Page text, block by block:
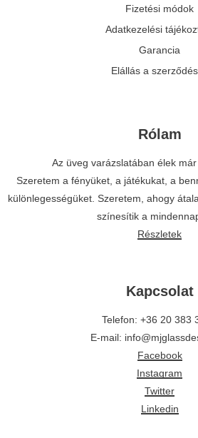
Fizetési módok
Adatkezelési
Garancia
Elállás a
Rólam
Az üveg varázslatában élek már
Szeretem a fényüket, a játékukat, a
különlegességüket. Szeretem, ahogy
színesítik a
Részletek
Kapcsolat
Telefon: +36 20 383
E-mail:
Facebook
Instagram
Twitter
Linkedin